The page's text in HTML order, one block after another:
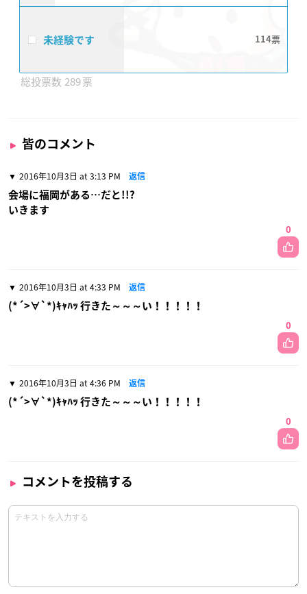
未経験です 114
289
皆のコメント
2016年10月3日 at 3:13 PM 返信
会場に福岡がある…だと!!?
いきます
0
2016年10月3日 at 4:33 PM 返信
(*´>∀`*)ｷｬﾊｯ 行きた～～～い！！！！！
0
2016年10月3日 at 4:36 PM 返信
(*´>∀`*)ｷｬﾊｯ 行きた～～～い！！！！！
0
コメントを投稿する